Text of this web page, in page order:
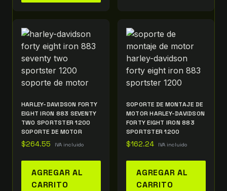
HARLEY-DAVIDSON FORTY
EIGHT IRON 883 SEVENTY
TWO SPORTSTER 1200
SOPORTE DE MOTOR
$264.55 IVA incluido
AGREGAR AL
CARRITO
SOPORTE DE MONTAJE DE
MOTOR HARLEY-DAVIDSON
FORTY EIGHT IRON 883
SPORTSTER 1200
$162.24 IVA incluido
AGREGAR AL
CARRITO